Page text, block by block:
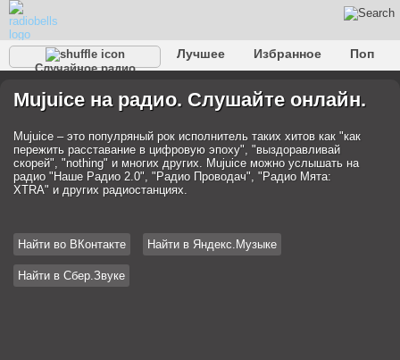
Случайное радио
Лучшее Избранное
Поп
Разговорное
Рэп Транс Дип-хаус
Фолк
Mujuice на радио. Слушайте онлайн.
Mujuice – это популряный рок исполнитель таких хитов как "как
пережить расставание в цифровую эпоху", "выздоравливай
скорей", "nothing" и многих других. Mujuice можно услышать на
радио "Наше Радио 2.0", "Радио Проводач", "Радио Мята:
XTRA" и других радиостанциях.
Найти во ВКонтакте Найти в Яндекс.Музыке
Найти в Сбер.Звуке